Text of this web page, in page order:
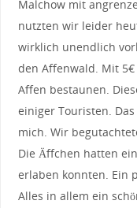
Malchow mit
nutzten wir leider
wirklich unendlich
den Affenwald. Mit
Affen bestaunen.
einiger Touristen.
mich. Wir
Die Äffchen hatten
erlaben konnten. Ein
Alles in allem ein